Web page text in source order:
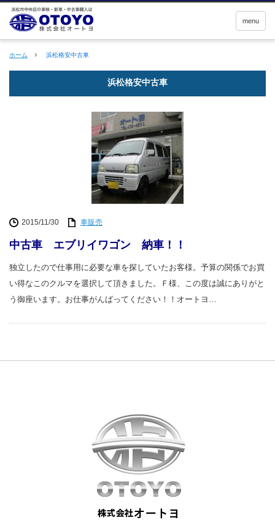
menu
ホーム 浜松格安中古車
浜松格安中古車
2015/11/30 車販売
中古車 エブリイワゴン 納車！！
独立したので仕事用に必要な車を探していたお客様。予算の関係でお買
い得なこのクルマを選択して頂きました。Ｆ様、この度は誠にありがと
う御座います。お仕事がんばってください！！オートヨ…